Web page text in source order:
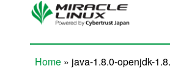
Skip to main content
Home » java-1.8.0-openjdk-